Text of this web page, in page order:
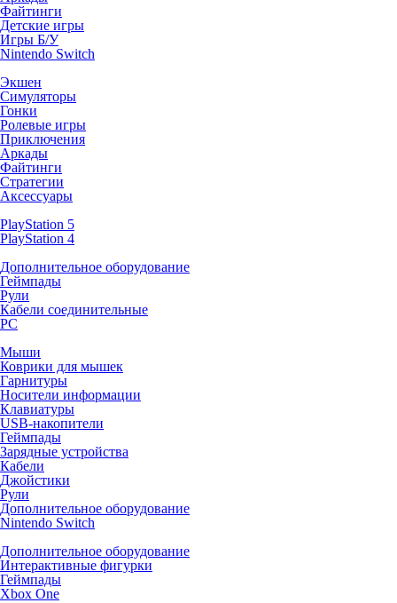
Файтинги
Детские игры
Игры Б/У
Nintendo Switch
Экшен
Симуляторы
Гонки
Ролевые игры
Приключения
Аркады
Файтинги
Стратегии
Аксессуары
PlayStation 5
PlayStation 4
Дополнительное оборудование
Геймпады
Рули
Кабели соединительные
PC
Мыши
Коврики для мышек
Гарнитуры
Носители информации
Клавиатуры
USB-накопители
Геймпады
Зарядные устройства
Кабели
Джойстики
Рули
Дополнительное оборудование
Nintendo Switch
Дополнительное оборудование
Интерактивные фигурки
Геймпады
Xbox One